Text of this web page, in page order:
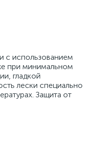
с использованием
при минимальном
гладкой
лески специально
Защита от